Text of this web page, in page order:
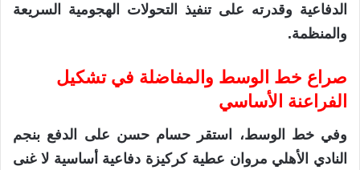
الدفاعية وقدرته على تنفيذ التحولات الهجومية السريعة
والمنظمة.
صراع خط الوسط والمفاضلة في تشكيل
الفراعنة الأساسي
وفي خط الوسط، استقر حسام حسن على الدفع بنجم
النادي الأهلي مروان عطية كركيزة دفاعية أساسية لا غنى